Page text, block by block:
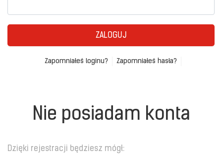
ZALOGUJ
Zapomniałeś loginu? Zapomniałeś hasła?
Nie posiadam konta
Dzięki rejestracji będziesz mógł: